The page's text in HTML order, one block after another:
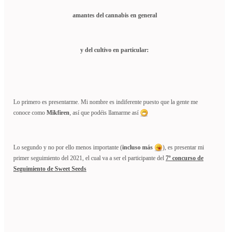
amantes del cannabis en general
y del cultivo en particular:
Lo primero es presentarme. Mi nombre es indiferente puesto que la gente me
conoce como Mikfiren, así que podéis llamarme así
Lo segundo y no por ello menos importante (incluso más
), es presentar mi
primer seguimiento del 2021, el cual va a ser el participante del 7º concurso de
Seguimiento de Sweet Seeds